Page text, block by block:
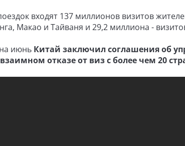
входят 137 миллионов визитов
Макао и Тайваня и 29,2 миллиона -
июнь Китай заключил соглашения об
отказе от виз с более чем 20